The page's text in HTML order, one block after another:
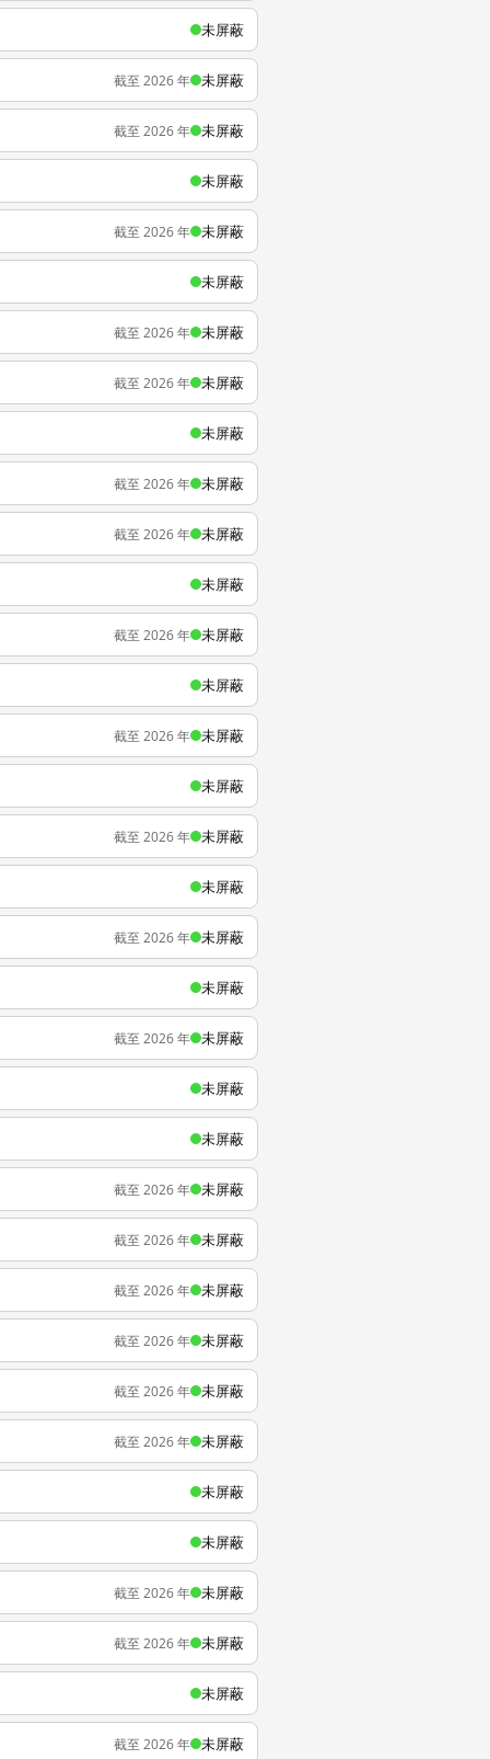
未屏蔽
截至 2026 年 未屏蔽
截至 2026 年 未屏蔽
未屏蔽
截至 2026 年 未屏蔽
未屏蔽
截至 2026 年 未屏蔽
截至 2026 年 未屏蔽
未屏蔽
截至 2026 年 未屏蔽
截至 2026 年 未屏蔽
未屏蔽
截至 2026 年 未屏蔽
未屏蔽
截至 2026 年 未屏蔽
未屏蔽
截至 2026 年 未屏蔽
未屏蔽
截至 2026 年 未屏蔽
未屏蔽
截至 2026 年 未屏蔽
未屏蔽
未屏蔽
截至 2026 年 未屏蔽
截至 2026 年 未屏蔽
截至 2026 年 未屏蔽
截至 2026 年 未屏蔽
截至 2026 年 未屏蔽
截至 2026 年 未屏蔽
未屏蔽
未屏蔽
截至 2026 年 未屏蔽
截至 2026 年 未屏蔽
未屏蔽
截至 2026 年 未屏蔽